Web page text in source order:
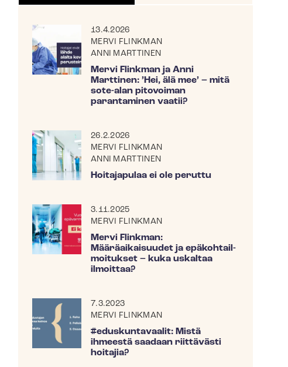
13.4.2026
MERVI FLINKMAN
ANNI MARTTINEN
Mervi Flinkman ja Anni
Marttinen: ’Hei, älä mee’ – mitä
sote-alan pitovoiman
parantaminen vaatii?
26.2.2026
MERVI FLINKMAN
ANNI MARTTINEN
Hoitajapulaa ei ole peruttu
3.11.2025
MERVI FLINKMAN
Mervi Flinkman:
Määräaikaisuudet ja epä­koh­tail­
moi­tuk­set – kuka uskaltaa
ilmoittaa?
7.3.2023
MERVI FLINKMAN
#eduskuntavaalit: Mistä
ihmeestä saadaan riittävästi
hoitajia?